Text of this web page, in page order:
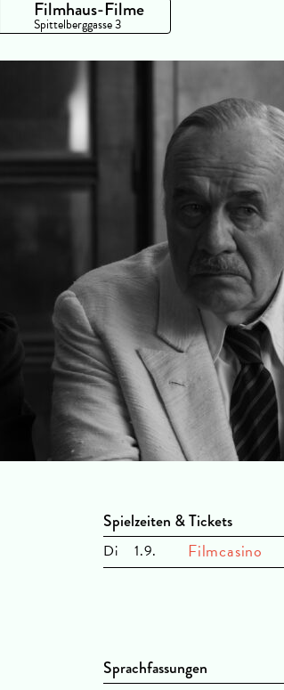
Filmhaus-Filme
Spittelberggasse 3
Spielzeiten & Tickets
Di 1.9. Filmcasino
Sprachfassungen